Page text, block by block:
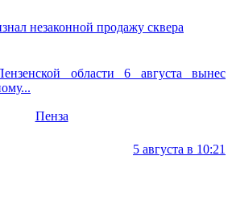
незаконной продажу сквера
области 6 августа вынес
Пенза
5 августа в 10:21